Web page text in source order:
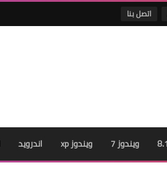
اتصل بنا
ويندوز 7 ويندوز xp اندرويد